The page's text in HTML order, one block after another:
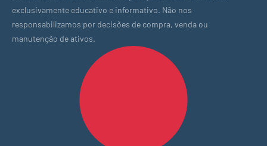
exclusivamente educativo e informativo. Não nos
responsabilizamos por decisões de compra, venda ou
manutenção de ativos.